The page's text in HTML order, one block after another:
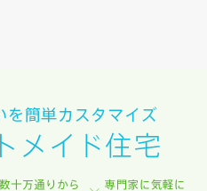
同居する家族構成